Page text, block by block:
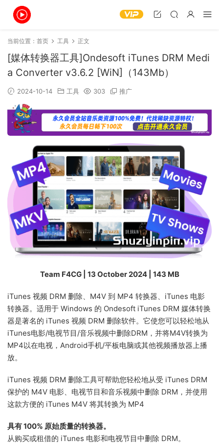
当前位置： 首页 工具 正文
[媒体转换器工具]Ondesoft iTunes DRM Medi
a Converter v3.6.2 [WiN]（143Mb）
2024-10-14 工具 303 推广
Team F4CG | 13 October 2024 | 143 MB
iTunes 视频 DRM 删除、M4V 到 MP4 转换器、iTunes 电影
转换器。适用于 Windows 的 Ondesoft iTunes DRM 媒体转换
器是著名的 iTunes 视频 DRM 删除软件。它使您可以轻松地从
iTunes电影/电视节目/音乐视频中删除DRM，并将M4V转换为
MP4以在电视，Android手机/平板电脑或其他视频播放器上播
放。
iTunes 视频 DRM 删除工具可帮助您轻松地从受 iTunes DRM
保护的 M4V 电影、电视节目和音乐视频中删除 DRM，并使用
这款方便的 iTunes M4V 将其转换为 MP4
具有 100% 原始质量的转换器。
从购买或租借的 iTunes 电影和电视节目中删除 DRM。